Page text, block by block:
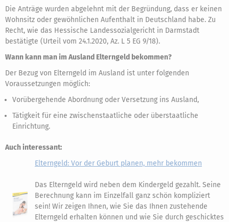
Die Anträge wurden abgelehnt mit der Begründung, dass er keinen
Wohnsitz oder gewöhnlichen Aufenthalt in Deutschland habe. Zu
Recht, wie das Hessische Landessozialgericht in Darmstadt
bestätigte (Urteil vom 24.1.2020, Az. L 5 EG 9/18).
Wann kann man im Ausland Elterngeld bekommen?
Der Bezug von Elterngeld im Ausland ist unter folgenden
Voraussetzungen möglich:
Vorübergehende Abordnung oder Versetzung ins Ausland,
Tätigkeit für eine zwischenstaatliche oder überstaatliche
Einrichtung.
Auch interessant:
Elterngeld: Vor der Geburt planen, mehr bekommen
Das Elterngeld wird neben dem Kindergeld gezahlt. Seine
Berechnung kann im Einzelfall ganz schön kompliziert
sein! Wir zeigen Ihnen, wie Sie das Ihnen zustehende
Elterngeld erhalten können und wie Sie durch geschicktes